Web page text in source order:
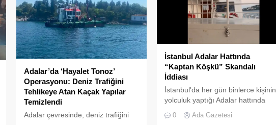
Adalar’da ‘Hayalet Tonoz’
Operasyonu: Deniz Trafiğini
Tehlikeye Atan Kaçak Yapılar
Temizlendi
Adalar çevresinde, deniz trafiğini
İstanbul Adalar Hattında
“Kaptan Köşkü” Skandalı
İddiası
İstanbul'da her gün binlerce kişinin
yolculuk yaptığı Adalar hattında
kaydedilen görüntüler "bu kadarına
da pes" dedirtti
0 Ada Gazetesi